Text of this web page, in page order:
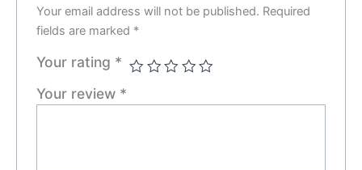
Your email address will not be published. Required
fields are marked *
Your rating *
Your review *